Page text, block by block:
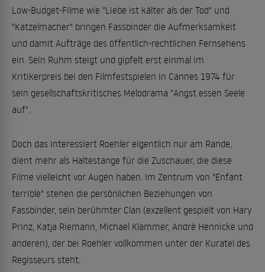
Low-Budget-Filme wie "Liebe ist kälter als der Tod" und
"Katzelmacher" bringen Fassbinder die Aufmerksamkeit
und damit Aufträge des öffentlich-rechtlichen Fernsehens
ein. Sein Ruhm steigt und gipfelt erst einmal im
Kritikerpreis bei den Filmfestspielen in Cannes 1974 für
sein gesellschaftskritisches Melodrama "Angst essen Seele
auf".
Doch das interessiert Roehler eigentlich nur am Rande,
dient mehr als Haltestange für die Zuschauer, die diese
Filme vielleicht vor Augen haben. Im Zentrum von "Enfant
terrible" stehen die persönlichen Beziehungen von
Fassbinder, sein berühmter Clan (exzellent gespielt von Hary
Prinz, Katja Riemann, Michael Klammer, André Hennicke und
anderen), der bei Roehler vollkommen unter der Kuratel des
Regisseurs steht.